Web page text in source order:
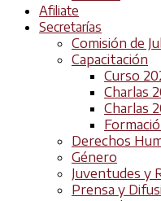
Afiliate
Secretarías
Comisión de
Capacitación
Curso
Charlas
Charlas
Derechos
Género
Juventudes y
Prensa y